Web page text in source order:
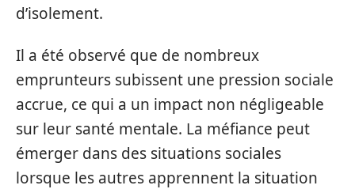
d’isolement.
Il a été observé que de nombreux
emprunteurs subissent une pression sociale
accrue, ce qui a un impact non négligeable
sur leur santé mentale. La méfiance peut
émerger dans des situations sociales
lorsque les autres apprennent la situation